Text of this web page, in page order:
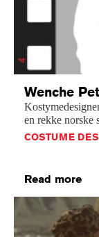
Wenche
en rekke norske
COSTUME
Read more